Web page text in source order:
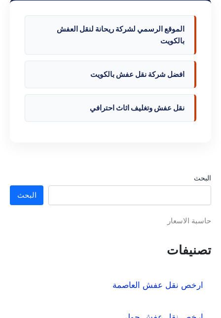
الموقع الرسمي لشركة ريحانة لنقل العفش
بالكويت
افضل شركة نقل عفش بالكويت
نقل عفش وتغليف اثاث احترافي
البحث
البحث
حاسبة الاسعار
تصنيفات
ارخص نقل عفش العاصمة